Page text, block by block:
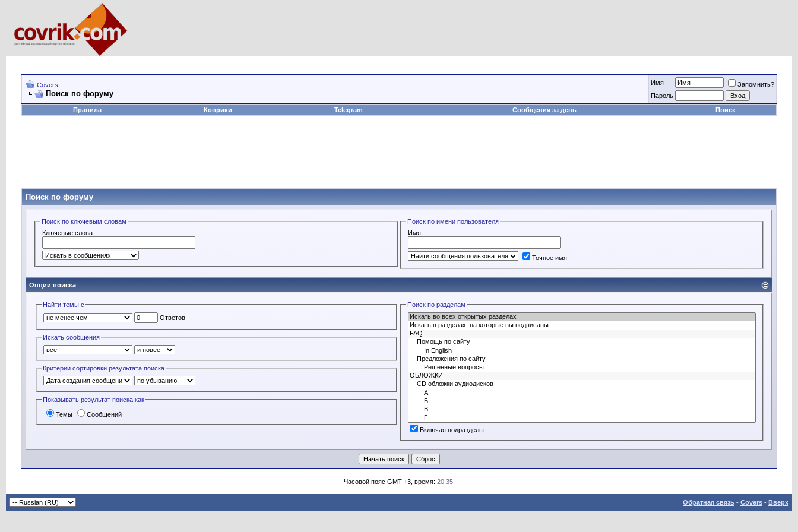
Covers
Поиск по форуму
Имя
Запомнить?
Пароль
Правила
Коврики Telegram Сообщения за день Поиск
Поиск по форуму
Поиск по ключевым словам
Ключевые слова:
Поиск по имени пользователя
Имя:
Точное имя
Опции поиска
Найти темы с
Ответов
Искать сообщения
Критерии сортировки результата поиска
Показывать результат поиска как
Темы Сообщений
Поиск по разделам
Включая подразделы
Часовой пояс GMT +3, время: 20:35.
Обратная связь - Covers - Вверх